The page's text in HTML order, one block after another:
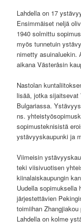
Lahdella on 17
Ensimmäiset neljä
1940 solmittu
myös tunnetuin
nimetty asuinaluekin.
aikana Västeråsin
Nastolan
lisää, jotka
Bulgariassa.
ns.
sopimusteknisistä
ystävyyskaupunki ja
Viimeisin
teki viisivuotisen
kiinalaiskaupungin
Uudella sopimuksella
järjestettävien
toimiihan
Lahdella on kolme